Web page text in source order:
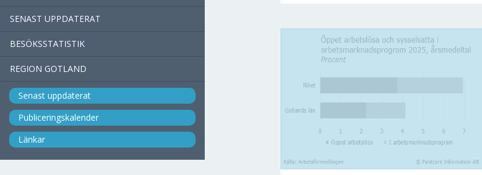
SENAST UPPDATERAT
BESÖKSSTATISTIK
REGION GOTLAND
Senast uppdaterat
Publiceringskalender
Länkar